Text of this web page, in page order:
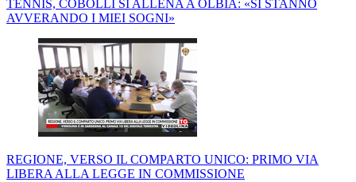
TENNIS, COBOLLI SI ALLENA A OLBIA: «SI STANNO
AVVERANDO I MIEI SOGNI»
REGIONE, VERSO IL COMPARTO UNICO: PRIMO VIA
LIBERA ALLA LEGGE IN COMMISSIONE